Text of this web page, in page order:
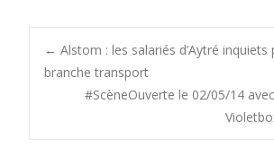
Post
navigation
← Alstom : les salariés d’Aytré inquiets
branche transport
#ScèneOuverte le 02/05/14